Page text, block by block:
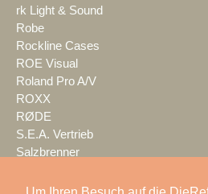
rk Light & Sound
Robe
Rockline Cases
ROE Visual
Roland Pro A/V
ROXX
RØDE
S.E.A. Vertrieb
Salzbrenner
satis&fy